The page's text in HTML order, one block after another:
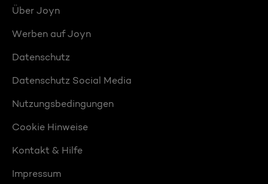
Über Joyn
Werben auf Joyn
Datenschutz
Datenschutz Social Media
Nutzungsbedingungen
Cookie Hinweise
Kontakt & Hilfe
Impressum